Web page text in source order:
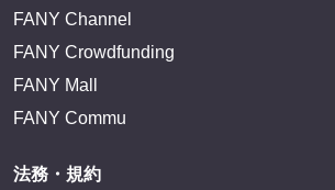
FANY Channel
FANY Crowdfunding
FANY Mall
FANY Commu
法務・規約